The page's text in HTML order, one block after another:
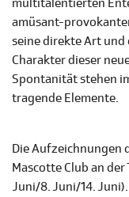
multitalentierten
amüsant-
seine direkte Art und
Charakter dieser
Spontanität stehen
tragende Elemente.
Die Aufzeichnungen
Mascotte Club an
Juni/8. Juni/14.